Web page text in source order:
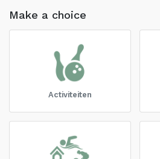
Make a choice
Activiteiten